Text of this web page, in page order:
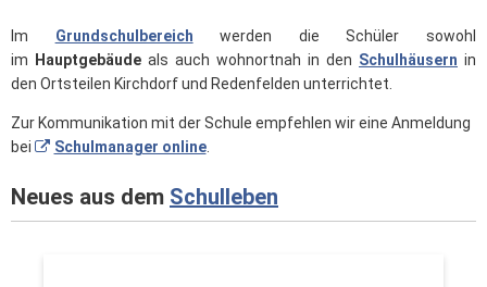
Im Grundschulbereich werden die Schüler sowohl
im
Hauptgebäude als auch wohnortnah in den Schulhäusern in
den Ortsteilen Kirchdorf und Redenfelden unterrichtet.
Zur Kommunikation mit der Schule empfehlen wir eine Anmeldung
bei
Schulmanager online.
Neues aus dem Schulleben